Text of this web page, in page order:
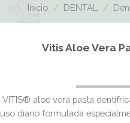
Inicio / DENTAL /
Vitis Aloe Vera
VITIS® aloe vera pasta
uso diario formulada